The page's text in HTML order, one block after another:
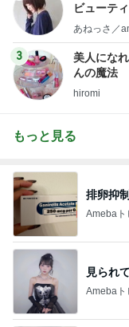
ビューテ
little
あねっさ／
3
美人にな
んの魔法
hiromi
もっと見る
排卵抑
Amebaト
見られ
Amebaト